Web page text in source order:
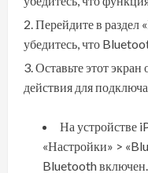
Перейдите в
убедитесь, что
Оставьте этот
действия для
На устройстве
«Настройки» >
Bluetooth